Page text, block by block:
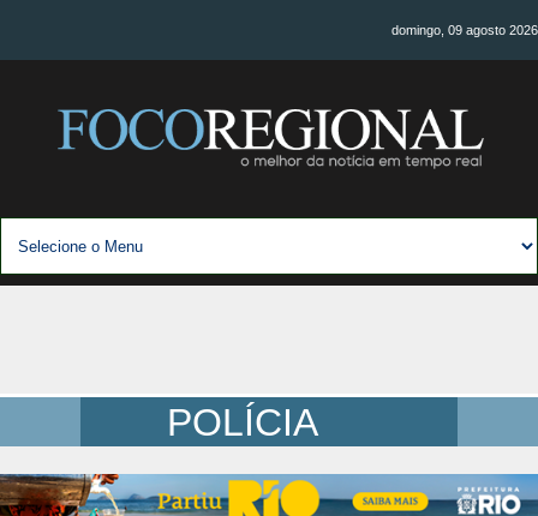
domingo, 09 agosto 2026
POLÍCIA